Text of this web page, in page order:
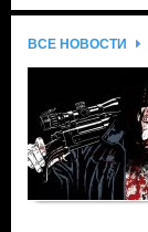
ВСЕ НОВОСТИ